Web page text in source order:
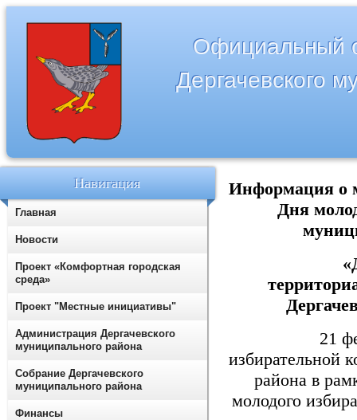
Официальный
Дергачевского
Информация о
Дня
21
избирательной
района в
молодого
Навигация
Главная
Новости
Проект «Комфортная городская
среда»
Проект "Местные инициативы"
Администрация Дергачевского
муниципального района
Собрание Дергачевского
муниципального района
Финансы